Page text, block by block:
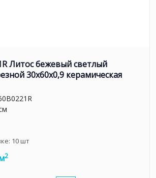
Литос бежевый светлый
30x60x0,9 керамическая
10шт
2